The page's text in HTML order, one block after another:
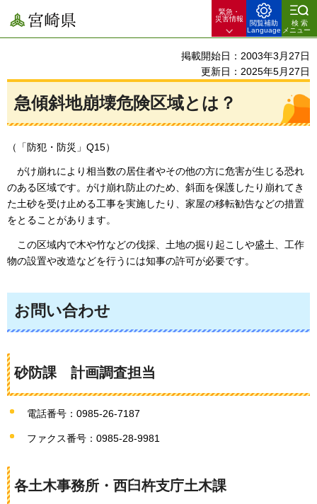
宮崎県
緊急・
災害情報
閲覧補助
Language
検索
メニュー
掲載開始日：2003年3月27日
更新日：2025年5月27日
急傾斜地崩壊危険区域とは？
（「防犯・防災」Q15）
がけ崩れにより相当数の居住者やその他の方に危害が生じる恐れ
のある区域です。がけ崩れ防止のため、斜面を保護したり崩れてき
た土砂を受け止める工事を実施したり、家屋の移転勧告などの措置
をとることがあります。
この区域内で木や竹などの伐採、土地の掘り起こしや盛土、工作
物の設置や改造などを行うには知事の許可が必要です。
お問い合わせ
砂防課 計画調査担当
電話番号：0985-26-7187
ファクス番号：0985-28-9981
各土木事務所・西臼杵支庁土木課